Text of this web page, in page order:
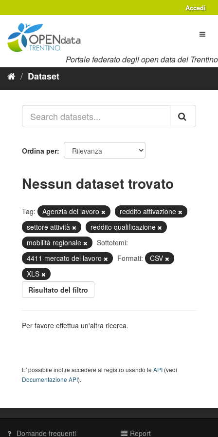
al
contenuto
Accedi
Portale federato degli open data del Trentino
Dataset
Ordina per
Nessun dataset trovato
Tag: Agenzia del lavoro
reddito attivazione
settore attività
reddito qualificazione
mobilità regionale
Sottotemi:
4411 mercato del lavoro
Formati:
CSV
XLS
Risultato del filtro
Per favore effettua un'altra ricerca.
E' possibile inoltre accedere al registro usando le API (vedi
Documentazione API).
Domande frequenti Report